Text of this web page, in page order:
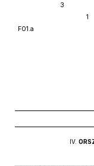
3
1
F01.a
IV.